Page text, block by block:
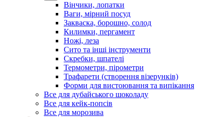
Вінчики, лопатки
Ваги, мірний посуд
Закваска, борошно, солод
Килимки, пергамент
Ножі, леза
Сито та інші інструменти
Скребки, шпателі
Термометри, пірометри
Трафарети (створення візерунків)
Форми для вистоювання та випікання
Все для дубайського шоколаду
Все для кейк-попсів
Все для морозива